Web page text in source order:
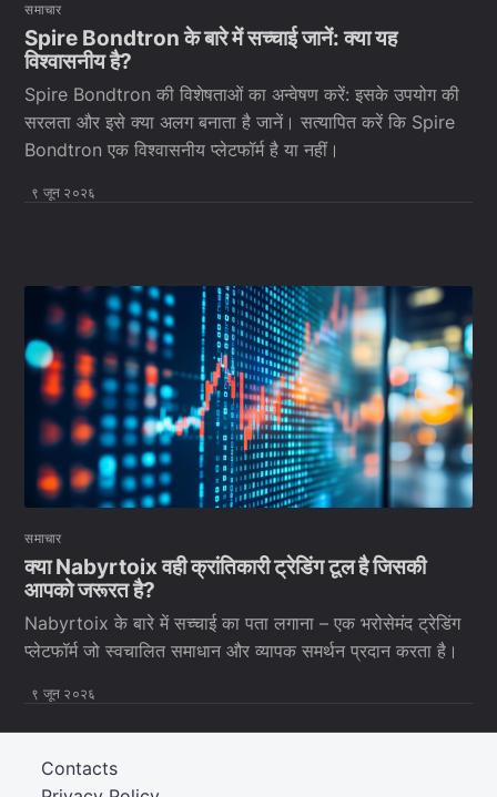
समाचार
Spire Bondtron के बारे में सच्चाई जानें: क्या यह
विश्वासनीय है?
Spire Bondtron की विशेषताओं का अन्वेषण करें: इसके उपयोग की
सरलता और इसे क्या अलग बनाता है जानें। सत्यापित करें कि Spire
Bondtron एक विश्वासनीय प्लेटफॉर्म है या नहीं।
९ जून २०२६
समाचार
क्या Nabyrtoix वही क्रांतिकारी ट्रेडिंग टूल है जिसकी
आपको जरूरत है?
Nabyrtoix के बारे में सच्चाई का पता लगाना – एक भरोसेमंद ट्रेडिंग
प्लेटफॉर्म जो स्वचालित समाधान और व्यापक समर्थन प्रदान करता है।
९ जून २०२६
Contacts